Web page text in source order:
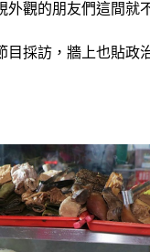
外觀的朋友們這間就
目採訪，牆上也貼政